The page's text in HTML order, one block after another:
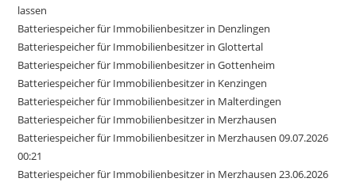
lassen
Batteriespeicher für Immobilienbesitzer in Denzlingen
Batteriespeicher für Immobilienbesitzer in Glottertal
Batteriespeicher für Immobilienbesitzer in Gottenheim
Batteriespeicher für Immobilienbesitzer in Kenzingen
Batteriespeicher für Immobilienbesitzer in Malterdingen
Batteriespeicher für Immobilienbesitzer in Merzhausen
Batteriespeicher für Immobilienbesitzer in Merzhausen 09.07.2026
00:21
Batteriespeicher für Immobilienbesitzer in Merzhausen 23.06.2026